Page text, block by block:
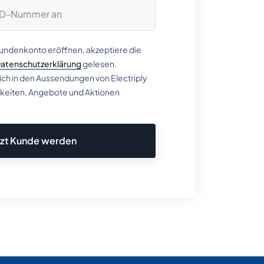
eröffnen, akzeptiere die
gelesen.
in den Aussendungen von Electriply
Angebote und Aktionen